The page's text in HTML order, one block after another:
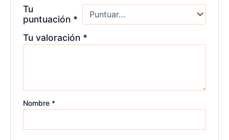
Tu
puntuación *
Tu valoración *
Nombre *